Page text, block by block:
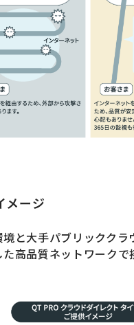
メージ
と大手パブリッククラ
高品質ネットワークで